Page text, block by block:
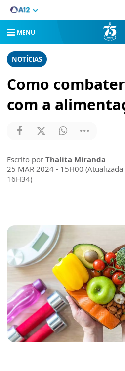
MENU
NOTÍCIAS
Como
com a
Escrito por Thalita Miranda
25 MAR 2024 - 15H00
16H34)